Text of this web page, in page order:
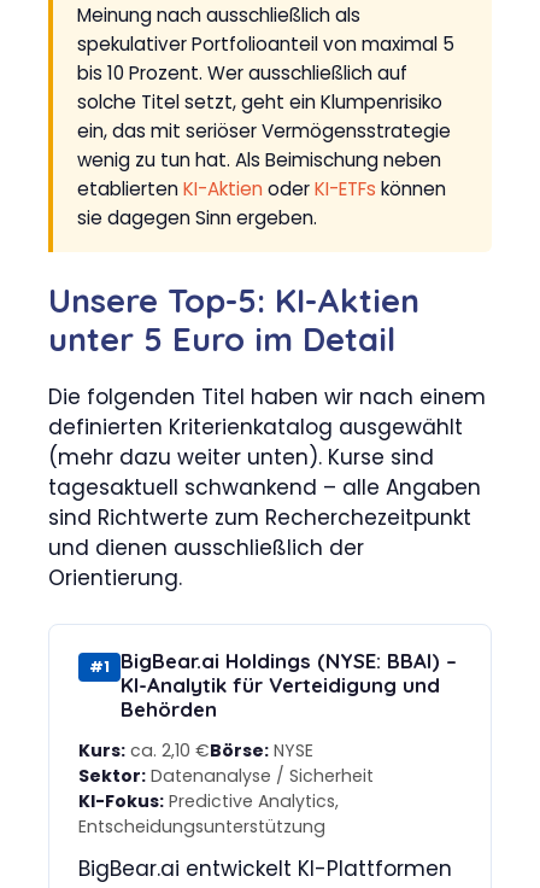
Meinung nach ausschließlich als
spekulativer Portfolioanteil von maximal 5
bis 10 Prozent. Wer ausschließlich auf
solche Titel setzt, geht ein Klumpenrisiko
ein, das mit seriöser Vermögensstrategie
wenig zu tun hat. Als Beimischung neben
etabliertenKI-Aktien oderKI-ETFs können
sie dagegen Sinn ergeben.
Unsere Top-5: KI-Aktien
unter 5 Euro im Detail
Die folgenden Titel haben wir nach einem
definierten Kriterienkatalog ausgewählt
(mehr dazu weiter unten). Kurse sind
tagesaktuell schwankend – alle Angaben
sind Richtwerte zum Recherchezeitpunkt
und dienen ausschließlich der
Orientierung.
#1 BigBear.ai Holdings (NYSE: BBAI) –
KI-Analytik für Verteidigung und
Behörden
Kurs: ca. 2,10 €Börse: NYSE
Sektor: Datenanalyse / Sicherheit
KI-Fokus: Predictive Analytics,
Entscheidungsunterstützung
BigBear.ai entwickelt KI-Plattformen